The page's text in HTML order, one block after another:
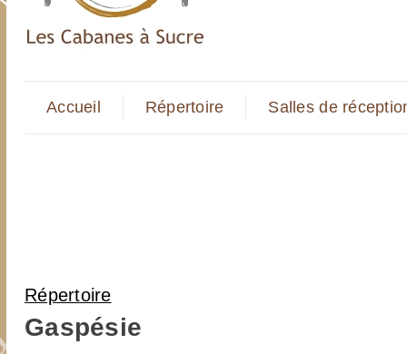
Accueil Répertoire Salles de
Vous êtes ici
Répertoire
Gaspésie